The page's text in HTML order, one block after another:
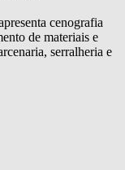
cenografia
de materiais e
serralheria e